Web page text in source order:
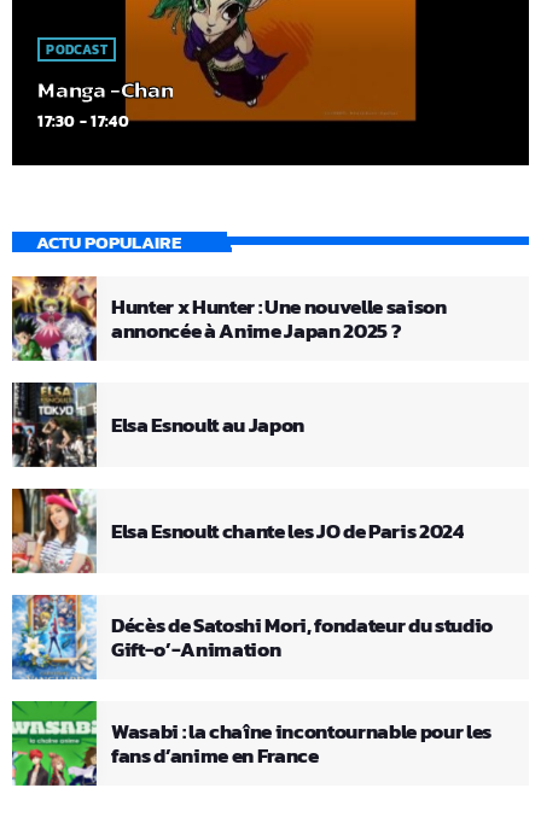
PODCAST
Manga -Chan
17:30 - 17:40
ACTU POPULAIRE
Hunter x Hunter : Une nouvelle saison
annoncée à Anime Japan 2025 ?
Elsa Esnoult au Japon
Elsa Esnoult chante les JO de Paris 2024
Décès de Satoshi Mori, fondateur du studio
Gift-o’-Animation
Wasabi : la chaîne incontournable pour les
fans d’anime en France